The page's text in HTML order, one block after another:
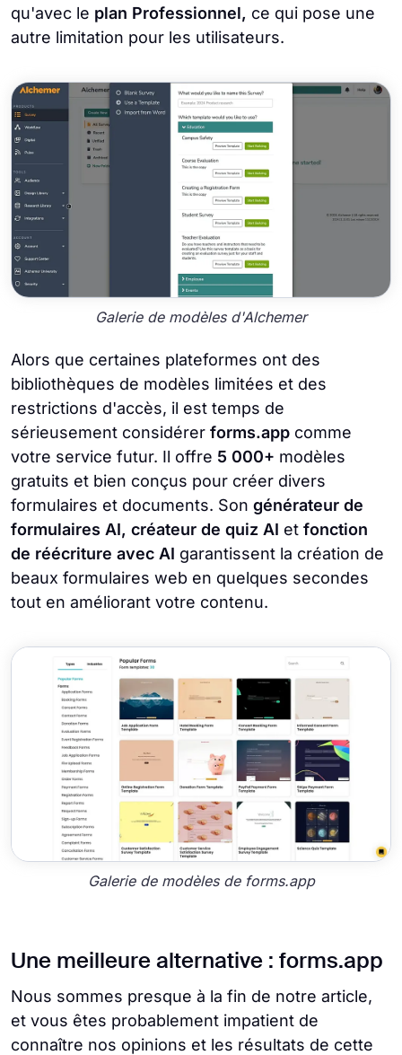
qu'avec le plan Professionnel, ce qui pose une
autre limitation pour les utilisateurs.
Galerie de modèles d'Alchemer
Alors que certaines plateformes ont des
bibliothèques de modèles limitées et des
restrictions d'accès, il est temps de
sérieusement considérer forms.app comme
votre service futur. Il offre 5 000+ modèles
gratuits et bien conçus pour créer divers
formulaires et documents. Son générateur de
formulaires AI, créateur de quiz AI et fonction
de réécriture avec AI garantissent la création de
beaux formulaires web en quelques secondes
tout en améliorant votre contenu.
Galerie de modèles de forms.app
Une meilleure alternative : forms.app
Nous sommes presque à la fin de notre article,
et vous êtes probablement impatient de
connaître nos opinions et les résultats de cette